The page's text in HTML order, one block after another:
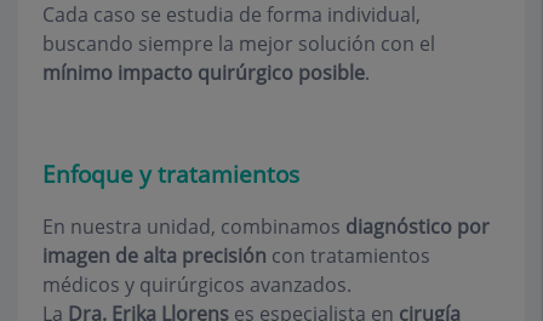
Cada caso se estudia de forma individual,
buscando siempre la mejor solución con el
mínimo impacto quirúrgico posible.
Enfoque y tratamientos
En nuestra unidad, combinamos diagnóstico por
imagen de alta precisión con tratamientos
médicos y quirúrgicos avanzados.
La Dra. Erika Llorens es especialista en cirugía